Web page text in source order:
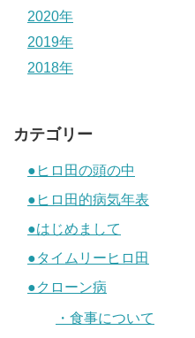
2020年
2019年
2018年
カテゴリー
●ヒロ田の頭の中
●ヒロ田的病気年表
●はじめまして
●タイムリーヒロ田
●クローン病
・食事について